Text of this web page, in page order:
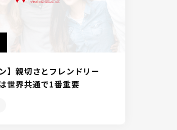
】親切さとフレンドリー
世界共通で1番重要